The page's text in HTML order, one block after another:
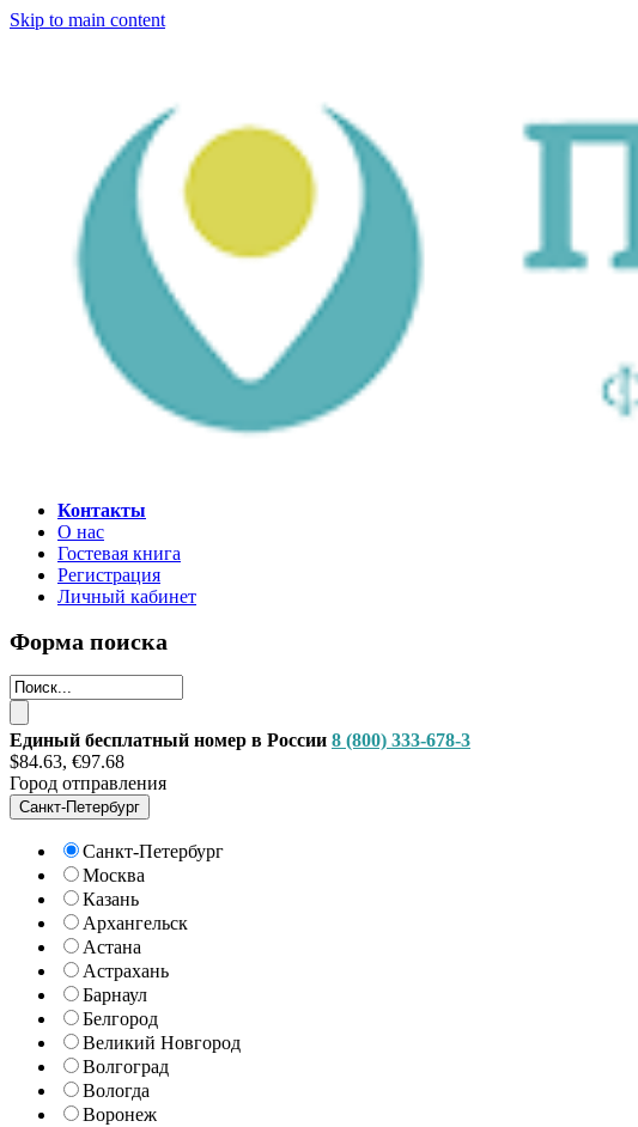
Skip to main content
Контакты
О нас
Гостевая книга
Регистрация
Личный кабинет
Форма поиска
Единый бесплатный номер в России 8 (800) 333-678-3
$84.63, €97.68
Город отправления
Санкт-Петербург
Санкт-Петербург
Москва
Казань
Архангельск
Астана
Астрахань
Барнаул
Белгород
Великий Новгород
Волгоград
Вологда
Воронеж